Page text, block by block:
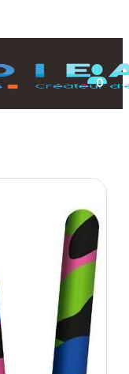
0